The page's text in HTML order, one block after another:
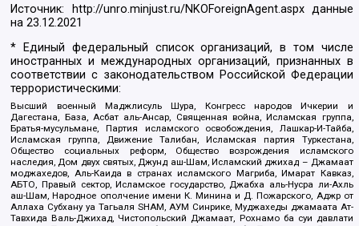
Источник: http://unro.minjust.ru/NKOForeignAgent.aspxданные
на23.12.2021
* Единый федеральный список организаций, в том числе
иностранных и международных организаций, признанных в
соответствии с законодательством Российской Федерации
террористическими:
Высший военный Маджлисуль Шура, Конгресс народов Ичкерии и
Дагестана, База, Асбат аль-Ансар, Священная война, Исламская группа,
Братья-мусульмане, Партия исламского освобождения, Лашкар-И-Тайба,
Исламская группа, Движение Талибан, Исламская партия Туркестана,
Общество социальных реформ, Общество возрождения исламского
наследия, Дом двух святых, Джунд аш-Шам, Исламский джихад – Джамаат
моджахедов, Аль-Каида в странах исламского Магриба, Имарат Кавказ,
АБТО, Правый сектор, Исламское государство, Джабха аль-Нусра ли-Ахль
аш-Шам, Народное ополчение имени К. Минина и Д. Пожарского, Аджр от
Аллаха Субхану уа Тагьаля SHAM, АУМ Синрике, Муджахеды джамаата Ат-
Тавхида Валь-Джихад, Чистопольский Джамаат, Рохнамо ба суи давлати